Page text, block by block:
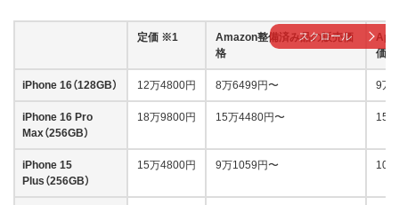
定価 ※1
Amazon整備済み品の販売価
格
価格
iPhone 16（128GB） 12万4800円 8万6499円〜 9万
iPhone 16 Pro
Max（256GB）
18万9800円 15万4480円〜 15
iPhone 15
Plus（256GB）
15万4800円 9万1059円〜 10
スクロール